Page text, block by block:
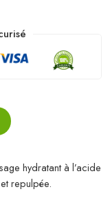
hydratant à l’acide
repulpée.